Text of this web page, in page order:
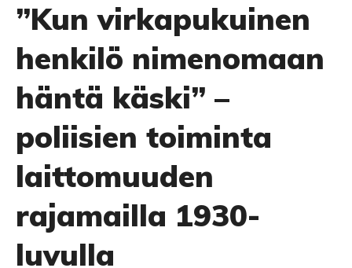
”Kun virkapukuinen
henkilö nimenomaan
häntä käski” –
poliisien toiminta
laittomuuden
rajamailla 1930-
luvulla